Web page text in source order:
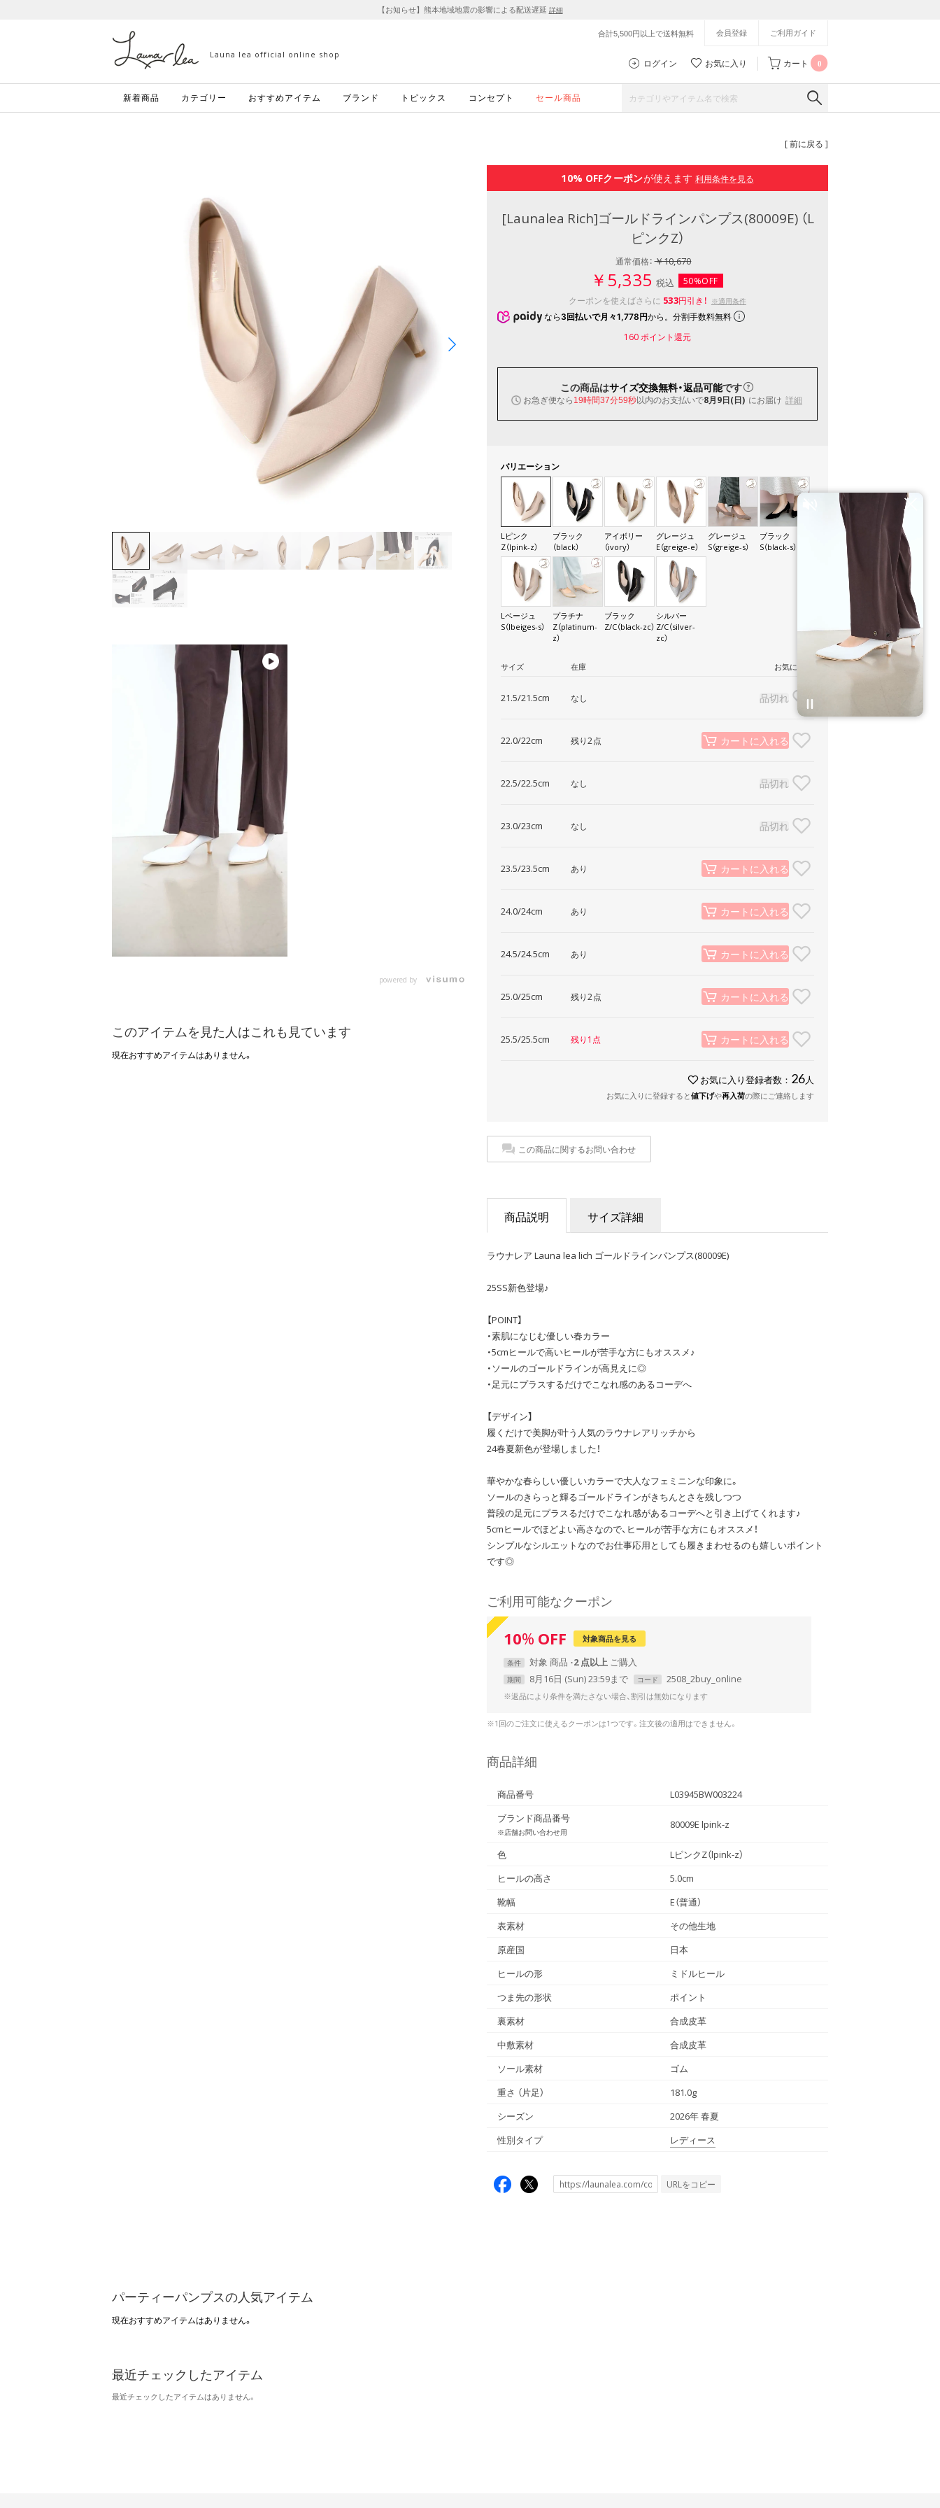
【お知らせ】熊本地域地震の影響による配送遅延 詳細
Launa lea official online shop
合計5,500円以上で送料無料 会員登録 ご利用ガイド
ログイン お気に入り カート 0
新着商品 カテゴリー おすすめアイテム ブランド トピックス コンセプト セール商品
[ 前に戻る ]
powered by
このアイテムを見た人はこれも見ています
現在おすすめアイテムはありません。
10% OFFクーポンが使えます 利用条件を見る
[Launalea Rich]ゴールドラインパンプス(80009E) （L
ピンクZ）
通常価格：￥10,670
￥5,335 税込
50%OFF
クーポンを使えばさらに 533円引き！ ※適用条件
なら 3回払いで月々1,778円から。分割手数料無料
160ポイント還元
この商品はサイズ交換無料・返品可能です
お急ぎ便なら 19時間37分58秒以内のお支払いで8月9日(日) にお届け 詳細
バリエーション
Lピンク
Z（lpink-z）
ブラック
（black）
アイボリー
（ivory）
グレージュ
E（greige-e）
グレージュ
S（greige-s）
ブラック
S（black-s）
Lベージュ
S（lbeiges-s）
プラチナ
Z（platinum-
z）
ブラック
Z/C（black-zc）
シルバー
Z/C（silver-
zc）
サイズ 在庫 お気に入り
21.5/21.5cm なし 品切れ
22.0/22cm 残り2点 カートに入れる
22.5/22.5cm なし 品切れ
23.0/23cm なし 品切れ
23.5/23.5cm あり カートに入れる
24.0/24cm あり カートに入れる
24.5/24.5cm あり カートに入れる
25.0/25cm 残り2点 カートに入れる
25.5/25.5cm 残り1点 カートに入れる
お気に入り登録者数： 26 人
お気に入りに登録すると値下げや再入荷の際にご連絡します
この商品に関するお問い合わせ
商品説明 サイズ詳細
ラウナレア Launa lea lich ゴールドラインパンプス(80009E)
25SS新色登場♪
【POINT】
・素肌になじむ優しい春カラー
・5cmヒールで高いヒールが苦手な方にもオススメ♪
・ソールのゴールドラインが高見えに◎
・足元にプラスするだけでこなれ感のあるコーデへ
【デザイン】
履くだけで美脚が叶う人気のラウナレアリッチから
24春夏新色が登場しました！
華やかな春らしい優しいカラーで大人なフェミニンな印象に。
ソールのきらっと輝るゴールドラインがきちんとさを残しつつ
普段の足元にプラスるだけでこなれ感があるコーデへと引き上げてくれます♪
5cmヒールでほどよい高さなので、ヒールが苦手な方にもオススメ！
シンプルなシルエットなのでお仕事応用としても履きまわせるのも嬉しいポイント
です◎
ご利用可能なクーポン
10% OFF 対象商品を見る
条件 対象 商品 2 点以上
期間 8月16日 (Sun) 23:59まで コード 2508_2buy_online
※返品により条件を満たさない場合、割引は無効になります
※1回のご注文に使えるクーポンは1つです。注文後の適用はできません。
商品詳細
商品番号
L03945BW003224
ブランド商品番号
※店舗お問い合わせ用
80009E lpink-z
色
LピンクZ（lpink-z）
ヒールの高さ
5.0cm
靴幅
E（普通）
表素材
その他生地
原産国
日本
ヒールの形
ミドルヒール
つま先の形状
ポイント
裏素材
合成皮革
中敷素材
合成皮革
ソール素材
ゴム
重さ （片足）
181.0g
シーズン
2026年 春夏
性別タイプ
レディース
URLをコピー
パーティーパンプスの人気アイテム
現在おすすめアイテムはありません。
最近チェックしたアイテム
最近チェックしたアイテムはありません。